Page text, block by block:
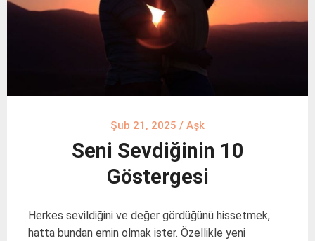
Şub 21, 2025 / Aşk
Seni Sevdiğinin 10
Göstergesi
Herkes sevildiğini ve değer gördüğünü hissetmek,
hatta bundan emin olmak ister. Özellikle yeni